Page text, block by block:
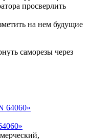
просверлить
на нем будущие
саморезы через